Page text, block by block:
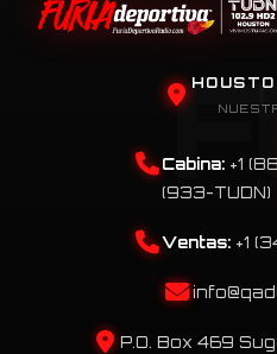
Cabina: +1
(933-TUDN)
Ventas: +1
P.O. Box 469